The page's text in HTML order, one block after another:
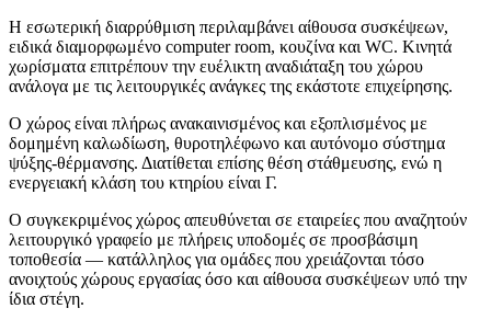
Η εσωτερική διαρρύθμιση περιλαμβάνει αίθουσα συσκέψεων,
ειδικά διαμορφωμένο computer room, κουζίνα και WC. Κινητά
χωρίσματα επιτρέπουν την ευέλικτη αναδιάταξη του χώρου
ανάλογα με τις λειτουργικές ανάγκες της εκάστοτε επιχείρησης.
Ο χώρος είναι πλήρως ανακαινισμένος και εξοπλισμένος με
δομημένη καλωδίωση, θυροτηλέφωνο και αυτόνομο σύστημα
ψύξης-θέρμανσης. Διατίθεται επίσης θέση στάθμευσης, ενώ η
ενεργειακή κλάση του κτηρίου είναι Γ.
Ο συγκεκριμένος χώρος απευθύνεται σε εταιρείες που αναζητούν
λειτουργικό γραφείο με πλήρεις υποδομές σε προσβάσιμη
τοποθεσία — κατάλληλος για ομάδες που χρειάζονται τόσο
ανοιχτούς χώρους εργασίας όσο και αίθουσα συσκέψεων υπό την
ίδια στέγη.